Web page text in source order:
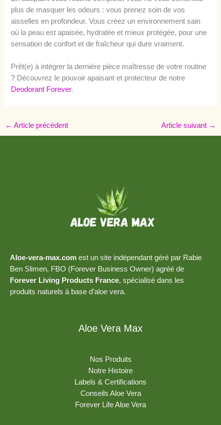
plus de masquer les odeurs : vous prenez soin de vos
aisselles en profondeur. Vous créez un environnement sain
où la peau est apaisée, hydratée et mieux protégée, pour une
sensation de confort et de fraîcheur qui dure vraiment.
Prêt(e) à intégrer la dernière pièce maîtresse de votre routine
? Découvrez le pouvoir apaisant et protecteur de notre
Deodorant Forever.
← Article précédent Article suivant →
Aloe-vera-max.com est un site indépendant géré par Rabie
Ben Slimen, FBO (Forever Business Owner) agréé de
Forever Living Products France, spécialisé dans les
produits naturels à base d’aloe vera.
Aloe Vera Max
Nos Produits
Notre Histoire
Labels & Certifications
Conseils Aloe Vera
Forever Life Aloe Vera